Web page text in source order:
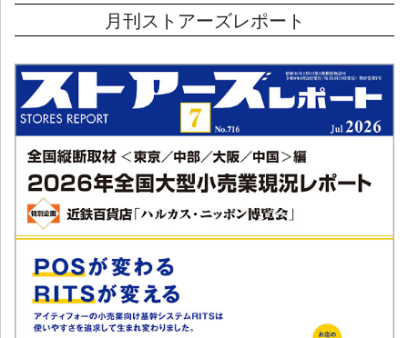
月刊ストアーズレポート